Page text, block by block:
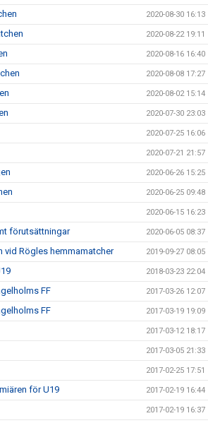
2020-08-30 16:13
2020-08-22 19:11
2020-08-16 16:40
2020-08-08 17:27
2020-08-02 15:14
2020-07-30 23:03
2020-07-25 16:06
2020-07-21 21:57
2020-06-26 15:25
2020-06-25 09:48
2020-06-15 16:23
förutsättningar 2020-06-05 08:37
vid Rögles hemmamatcher 2019-09-27 08:05
2018-03-23 22:04
FF 2017-03-26 12:07
FF 2017-03-19 19:09
2017-03-12 18:17
2017-03-05 21:33
2017-02-25 17:51
för U19 2017-02-19 16:44
2017-02-19 16:37